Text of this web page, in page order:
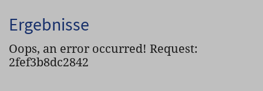
Ergebnisse
Oops, an error occurred! Request:
2fef3b8dc2842